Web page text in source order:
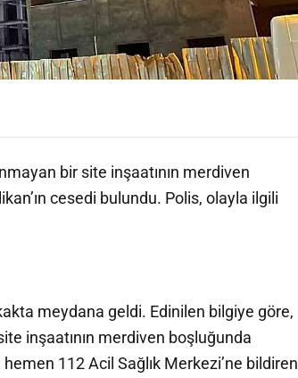
bir site inşaatının merdiven
cesedi bulundu. Polis, olayla ilgili
meydana geldi. Edinilen bilgiye göre,
inşaatının merdiven boşluğunda
112 Acil Sağlık Merkezi’ne bildiren